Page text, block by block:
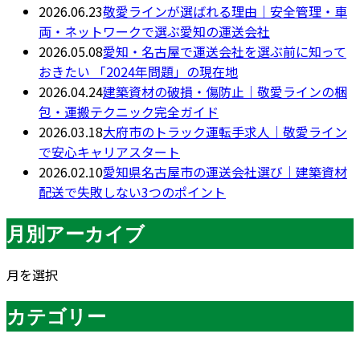
2026.06.23敬愛ラインが選ばれる理由｜安全管理・車
両・ネットワークで選ぶ愛知の運送会社
2026.05.08愛知・名古屋で運送会社を選ぶ前に知って
おきたい 「2024年問題」の現在地
2026.04.24建築資材の破損・傷防止｜敬愛ラインの梱
包・運搬テクニック完全ガイド
2026.03.18大府市のトラック運転手求人｜敬愛ライン
で安心キャリアスタート
2026.02.10愛知県名古屋市の運送会社選び｜建築資材
配送で失敗しない3つのポイント
月別アーカイブ
月を選択
カテゴリー